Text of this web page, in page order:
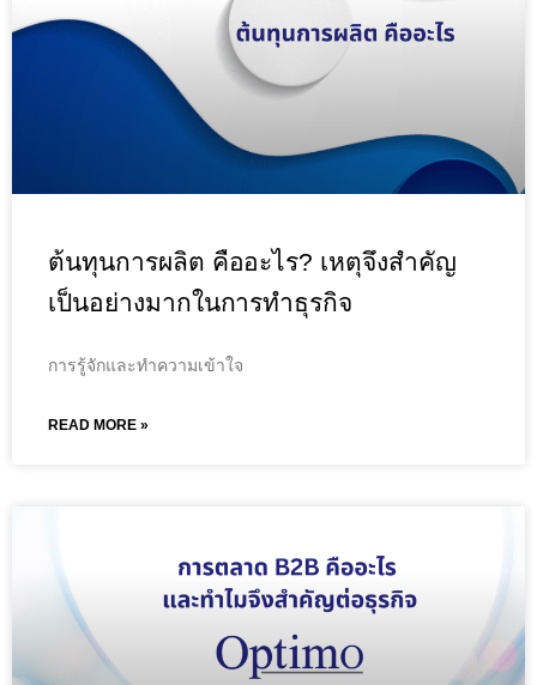
ต้นทุนการผลิต คืออะไร? เหตุจึงสำคัญ
เป็นอย่างมากในการทำธุรกิจ
การรู้จักและทำความเข้าใจ
READ MORE »